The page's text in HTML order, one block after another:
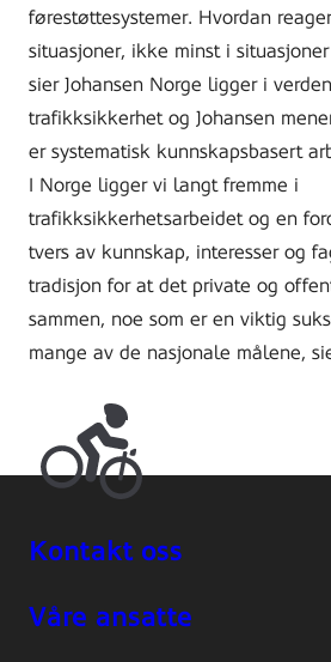
førestøttesystemer. Hvordan
situasjoner, ikke minst i
sier Johansen Norge ligger i
trafikksikkerhet og Johansen
er systematisk kunnskapsbasert
I Norge ligger vi langt fremme i
trafikksikkerhetsarbeidet og en
tvers av kunnskap, interesser og
tradisjon for at det private og
sammen, noe som er en viktig
mange av de nasjonale målene,
Kontakt oss
Våre ansatte